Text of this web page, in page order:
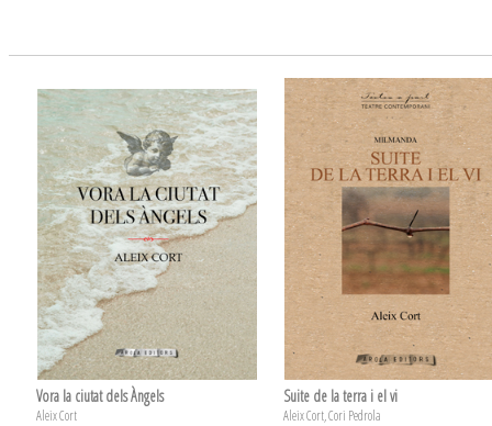
Vora la ciutat dels Àngels
Aleix Cort
Suite de la terra i el vi
Aleix Cort, Cori Pedrola